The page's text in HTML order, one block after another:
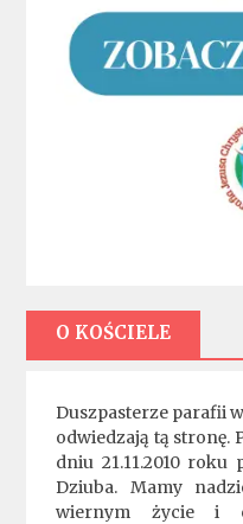
O KOŚCIELE
Duszpasterze parafii
odwiedzają tą stronę.
dniu 21.11.2010 roku
Dziuba. Mamy
wiernym życie i